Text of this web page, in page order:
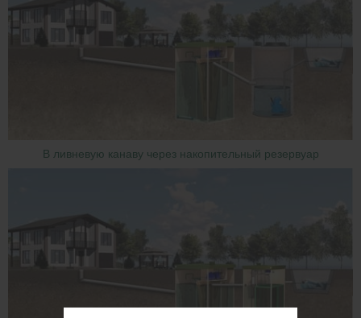
В ливневую канаву через накопительный резервуар